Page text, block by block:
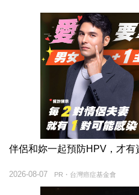
伴侶和妳一起預防HPV，才有
PR・台灣癌症基金會
2026-08-07